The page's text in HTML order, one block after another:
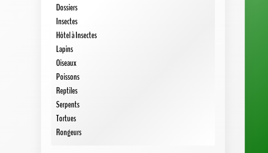
Dossiers
Insectes
Hôtel à Insectes
Lapins
Oiseaux
Poissons
Reptiles
Serpents
Tortues
Rongeurs